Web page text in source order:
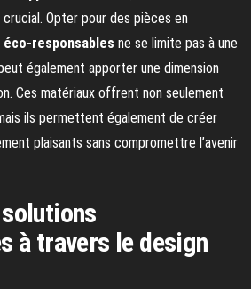
Opter pour des pièces en
éco-responsables ne se limite pas à une
également apporter une dimension
Ces matériaux offrent non seulement
ils permettent également de créer
plaisants sans compromettre l’avenir
à travers le design